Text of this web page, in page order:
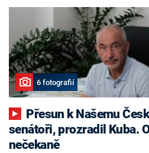
6 fotografií
senátoři, prozradil Kuba.
nečekaně